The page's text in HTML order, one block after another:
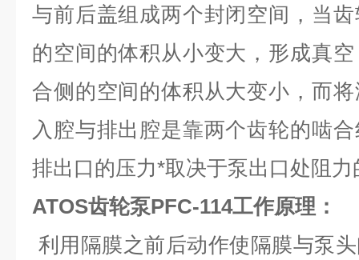
与前后盖组成两个封闭空间，当
的空间的体积从小变大，形成真
合侧的空间的体积从大变小，而
入腔与排出腔是靠两个齿轮的啮
排出口的压力*取决于泵出口处阻力
ATOS齿轮泵PFC-114工作原理：
利用隔膜之前后动作使隔膜与泵